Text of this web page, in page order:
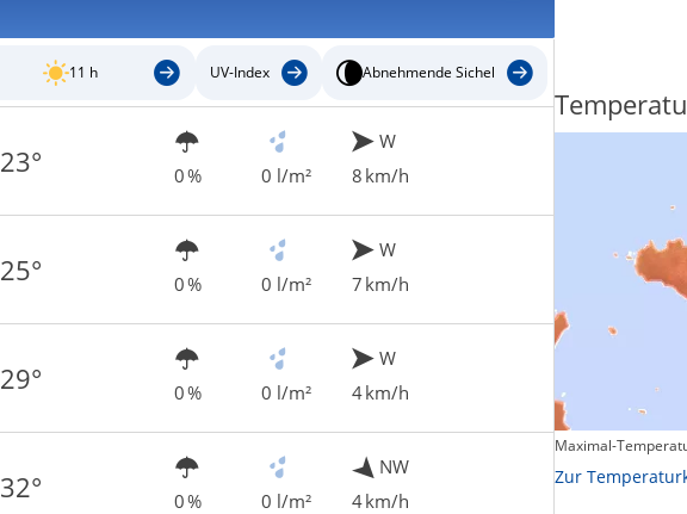
11 h UV-Index Abnehmende Sichel
23° 0 % 0 l/m²
W
8 km/h
25° 0 % 0 l/m²
W
7 km/h
29° 0 % 0 l/m²
W
4 km/h
32° 0 % 0 l/m²
NW
4 km/h
Regenradar
Zum animierten Regenradar Maximal-
Zur